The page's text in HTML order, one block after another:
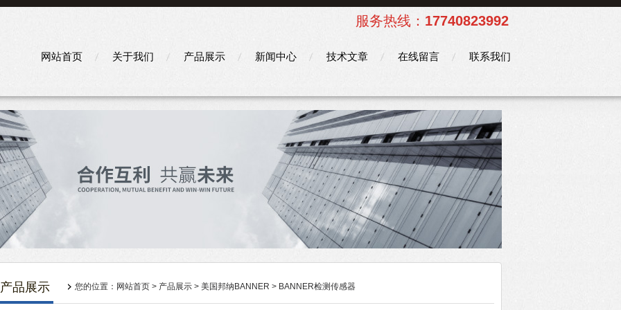
服务热线： 17740823992
网站首页 关于我们 产品展示 新闻中心 技术文章 在线留言 联系我们
产品展示 您的位置： 网站首页 > 产品展示 > 美国邦纳BANNER > BANNER检测传感器